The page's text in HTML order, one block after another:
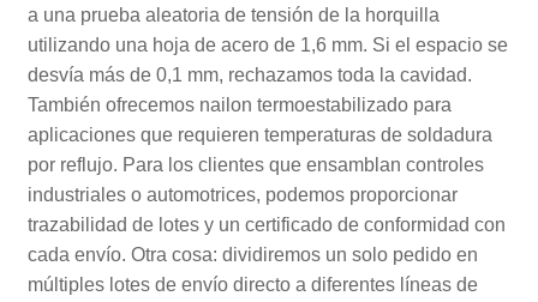
a una prueba aleatoria de tensión de la horquilla
utilizando una hoja de acero de 1,6 mm. Si el espacio se
desvía más de 0,1 mm, rechazamos toda la cavidad.
También ofrecemos nailon termoestabilizado para
aplicaciones que requieren temperaturas de soldadura
por reflujo. Para los clientes que ensamblan controles
industriales o automotrices, podemos proporcionar
trazabilidad de lotes y un certificado de conformidad con
cada envío. Otra cosa: dividiremos un solo pedido en
múltiples lotes de envío directo a diferentes líneas de